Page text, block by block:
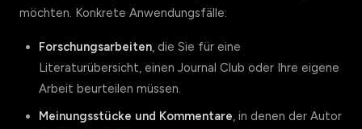
möchten. Konkrete Anwendungsfälle:
Forschungsarbeiten, die Sie für eine
Literaturübersicht, einen Journal Club oder Ihre eigene
Arbeit beurteilen müssen.
Meinungsstücke und Kommentare, in denen der Autor